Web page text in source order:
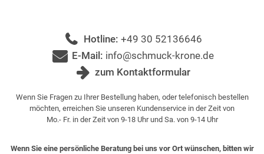
Hotline: +49 30 52136646
E-Mail: info@schmuck-krone.de
zum Kontaktformular
Wenn Sie Fragen zu Ihrer Bestellung haben, oder telefonisch bestellen
möchten, erreichen Sie unseren Kundenservice in der Zeit von
Mo.- Fr. in der Zeit von 9-18 Uhr und Sa. von 9-14 Uhr
Wenn Sie eine persönliche Beratung bei uns vor Ort wünschen, bitten wir